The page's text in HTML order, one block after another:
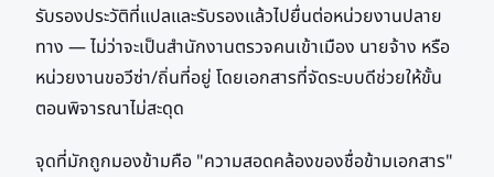
รับรองประวัติที่แปลและรับรองแล้วไปยื่นต่อหน่วยงานปลาย
ทาง — ไม่ว่าจะเป็นสำนักงานตรวจคนเข้าเมือง นายจ้าง หรือ
หน่วยงานขอวีซ่า/ถิ่นที่อยู่ โดยเอกสารที่จัดระบบดีช่วยให้ขั้น
ตอนพิจารณาไม่สะดุด
จุดที่มักถูกมองข้ามคือ "ความสอดคล้องของชื่อข้ามเอกสาร"